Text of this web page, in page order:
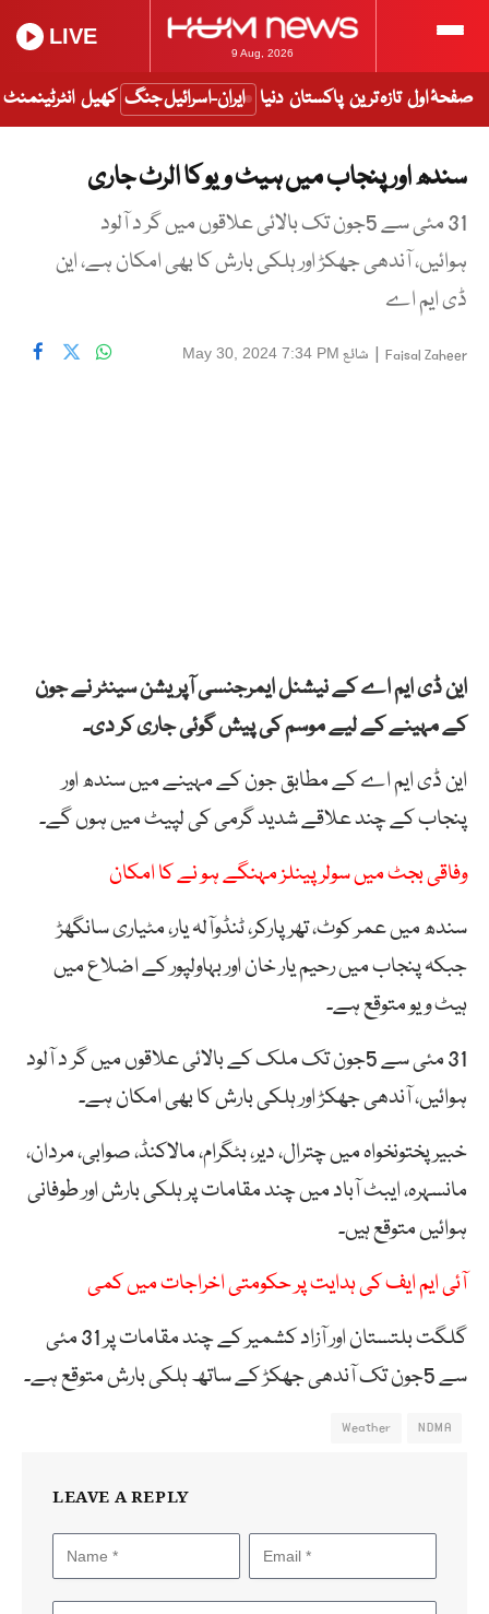
9 Aug, 2026
LIVE
صفحۂ اول تازہ ترین پاکستان دنیا ایران-اسرائیل جنگ کھیل انٹرٹینمنٹ
سندھ اور پنجاب میں ہیٹ ویو کا الرٹ جاری
31 مئی سے 5جون تک بالائی علاقوں میں گر د آلود
ہوائیں، آندھی جھکڑ اور ہلکی بارش کا بھی امکان ہے، این
ڈی ایم اے
Faisal Zaheer
| شائع May 30, 2024 7:34 PM
این ڈی ایم اے کے نیشنل ایمرجنسی آپریشن سینٹر نے جون
کے مہینے کے لیے موسم کی پیش گوئی جاری کر دی۔
این ڈی ایم اے کے مطابق جون کے مہینے میں سندھ اور
پنجاب کے چند علاقے شدید گرمی کی لپیٹ میں ہوں گے۔
وفاقی بجٹ میں سولر پینلز مہنگے ہو نے کا امکان
سندھ میں عمر کوٹ، تھرپارکر، ٹنڈوآلہ یار، مٹیاری سانگھڑ
جبکہ پنجاب میں رحیم یار خان اور بہاولپور کے اضلاع میں
ہیٹ ویو متوقع ہے۔
31 مئی سے 5جون تک ملک کے بالائی علاقوں میں گر د آلود
ہوائیں، آندھی جھکڑ اور ہلکی بارش کا بھی امکان ہے۔
خبیرپختونخواہ میں چترال، دیر، بٹگرام، مالاکنڈ، صوابی، مردان،
مانسہرہ، ایبٹ آباد میں چند مقامات پر ہلکی بارش اور طوفانی
ہوائیں متوقع ہیں۔
آئی ایم ایف کی ہدایت پر حکومتی اخراجات میں کمی
گلگت بلتستان اور آزاد کشمیر کے چند مقامات پر 31 مئی
سے 5جون تک آندھی جھکڑ کے ساتھ ہلکی بارش متوقع ہے۔
NDMA
Weather
LEAVE A REPLY